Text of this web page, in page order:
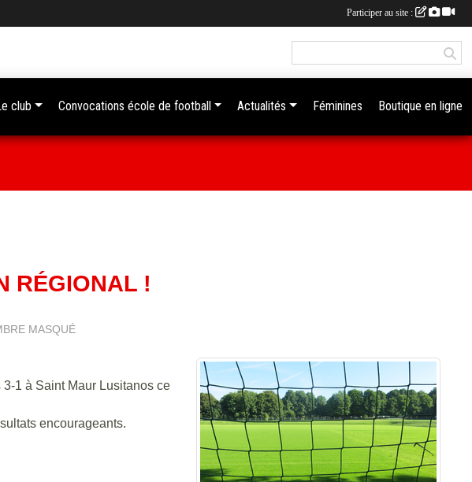
RÉGIONAL !
MASQUÉ
1 à Saint Maur Lusitanos ce
encourageants.
club Convocations école de football Actualités Féminines Boutique en ligne
Participer au site :